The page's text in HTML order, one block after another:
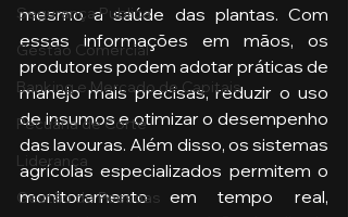
Segurança Publica
Gestão Comercial
Banking e Mercado de Capitais
Pecuária de Corte
Liderança
Gestão de Pessoas
mesmo a saúde das plantas. Com
essas informações em mãos, os
produtores podem adotar práticas de
manejo mais precisas, reduzir o uso
de insumos e otimizar o desempenho
das lavouras. Além disso, os sistemas
agrícolas especializados permitem o
monitoramento em tempo real,